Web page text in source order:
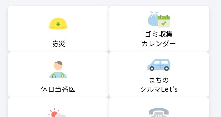
防災
ゴミ収集
カレンダー
休日当番医
まちの
クルマLet's